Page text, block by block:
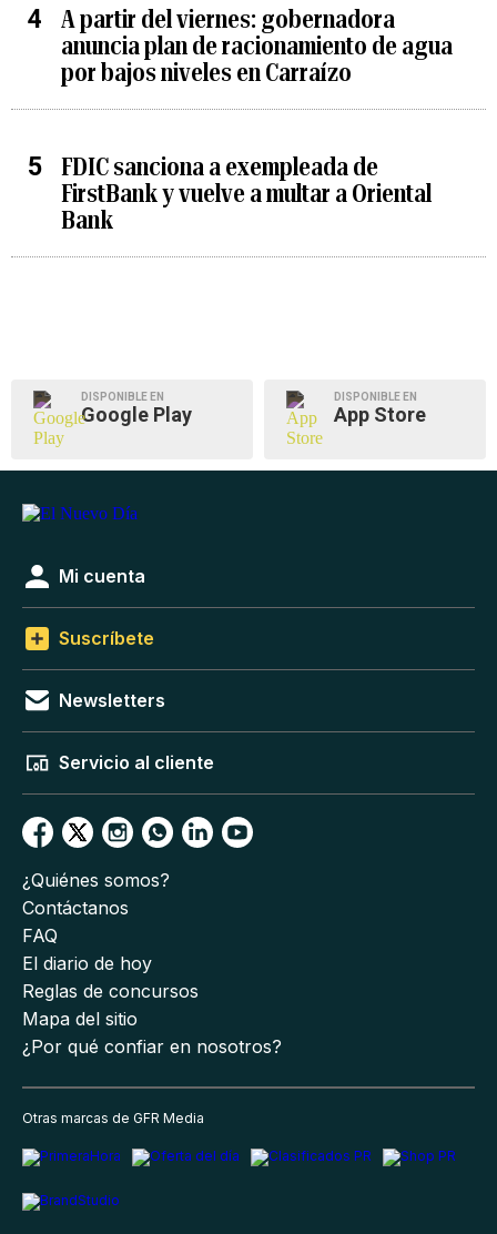
A partir del viernes: gobernadora
anuncia plan de racionamiento de agua
por bajos niveles en Carraízo
FDIC sanciona a exempleada de
FirstBank y vuelve a multar a Oriental
Bank
DISPONIBLE EN
Google Play
DISPONIBLE EN
App Store
Mi cuenta
Suscríbete
Newsletters
Servicio al cliente
¿Quiénes somos?
Contáctanos
FAQ
El diario de hoy
Reglas de concursos
Mapa del sitio
¿Por qué confiar en nosotros?
Otras marcas de GFR Media